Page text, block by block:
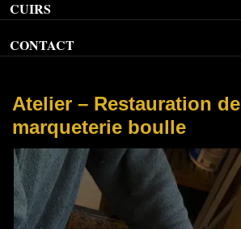
CUIRS
CONTACT
Atelier – Restauration de
marqueterie boulle